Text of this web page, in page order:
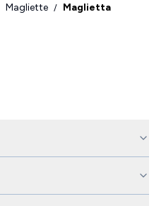
Magliette / Maglietta